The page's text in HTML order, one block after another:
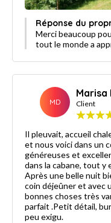
Réponse du
Merci beaucoup
tout le monde a
MD
Marisa
Client
Il pleuvait, accueil chaleureux
et nous voici dans un cocon . Raclette
généreuses et
dans la cabane, tout y
Après une belle nuit
coin déjeûner et avec
bonnes choses très
parfait .Petit détail, bureau dans espace petit déj' déjà un
peu exigu.